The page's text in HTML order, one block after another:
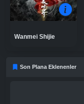
Wanmei Shijie
Son Plana Eklenenler